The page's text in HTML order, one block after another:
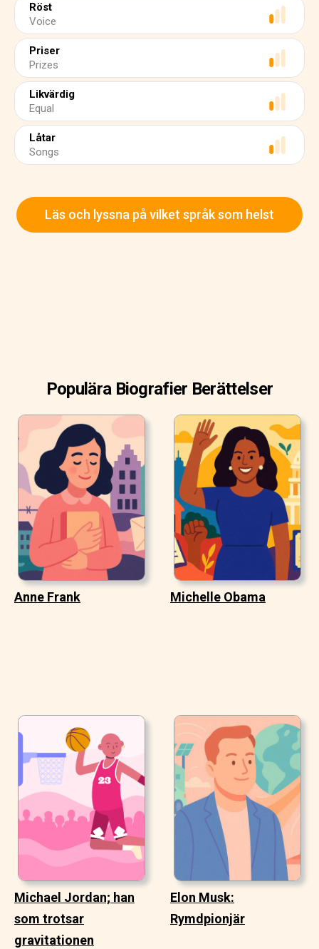
Röst
Voice
Priser
Prizes
Likvärdig
Equal
Låtar
Songs
Läs och lyssna på vilket språk som helst
Populära Biografier Berättelser
Anne Frank Michelle Obama
Michael Jordan; han
som trotsar
gravitationen
Elon Musk:
Rymdpionjär